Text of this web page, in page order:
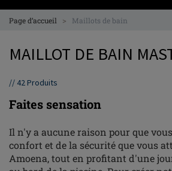
Page d’accueil > Maillots de bain
MAILLOT DE BAIN
// 42Produits
Faites sensation
Il n'y a aucune raison pour que
confort et de la sécurité que vous
Amoena, tout en profitant d'une